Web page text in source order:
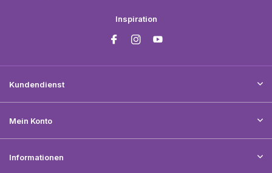
Inspiration
Kundendienst
Mein Konto
Informationen